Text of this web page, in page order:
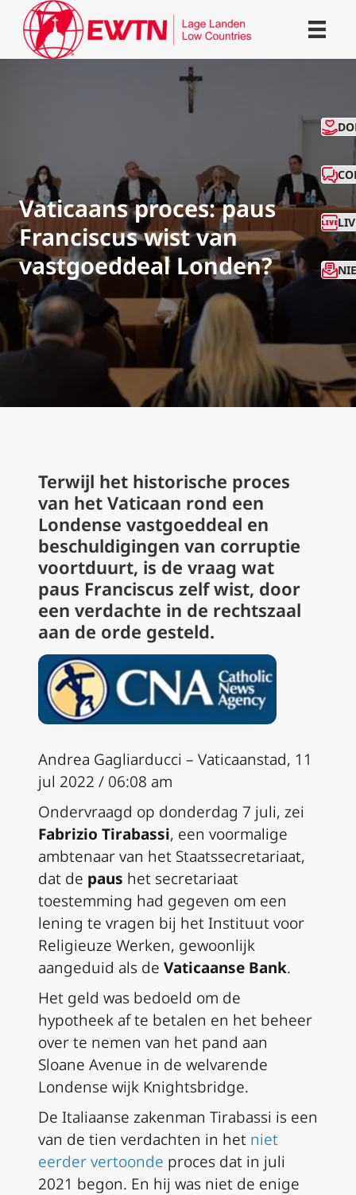
Vaticaans proces: paus
Franciscus wist van
vastgoeddeal Londen?
Terwijl het historische proces
van het Vaticaan rond een
Londense vastgoeddeal en
beschuldigingen van corruptie
voortduurt, is de vraag wat
paus Franciscus zelf wist, door
een verdachte in de rechtszaal
aan de orde gesteld.
Andrea Gagliarducci – Vaticaanstad, 11
jul 2022 / 06:08 am
Ondervraagd op donderdag 7 juli, zei
Fabrizio Tirabassi, een voormalige
ambtenaar van het Staatssecretariaat,
dat de paus het secretariaat
toestemming had gegeven om een
lening te vragen bij het Instituut voor
Religieuze Werken, gewoonlijk
aangeduid als de Vaticaanse Bank.
Het geld was bedoeld om de
hypotheek af te betalen en het beheer
over te nemen van het pand aan
Sloane Avenue in de welvarende
Londense wijk Knightsbridge.
De Italiaanse zakenman Tirabassi is een
van de tien verdachten in het niet
eerder vertoonde proces dat in juli
2021 begon. En hij was niet de enige